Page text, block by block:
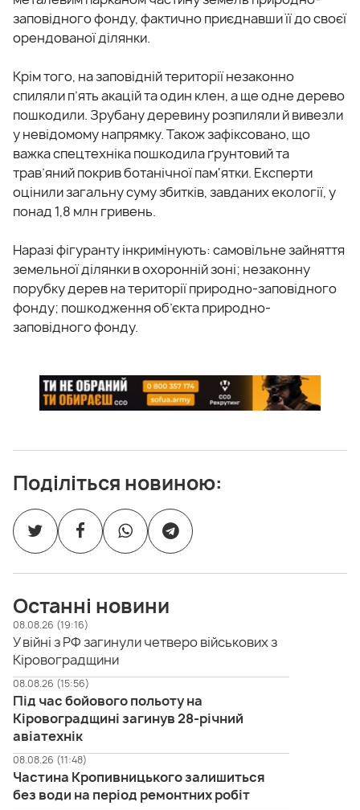
заповідного фонду, фактично приєднавши її до своєї
орендованої ділянки.
Крім того, на заповідній території незаконно
спиляли п’ять акацій та один клен, а ще одне дерево
пошкодили. Зрубану деревину розпиляли й вивезли
у невідомому напрямку. Також зафіксовано, що
важка спецтехніка пошкодила ґрунтовий та
трав’яний покрив ботанічної пам'ятки. Експерти
оцінили загальну суму збитків, завданих екології, у
понад 1,8 млн гривень.
Наразі фігуранту інкримінують: самовільне зайняття
земельної ділянки в охоронній зоні; незаконну
порубку дерев на території природно-заповідного
фонду; пошкодження об’єкта природно-
заповідного фонду.
Поділіться новиною:
Останні новини
08.08.26 (19:16)
У війні з РФ загинули четверо військових з
Кіровоградщини
08.08.26 (15:56)
Під час бойового польоту на
Кіровоградщині загинув 28-річний
авіатехнік
08.08.26 (11:48)
Частина Кропивницького залишиться
без води на період ремонтних робіт